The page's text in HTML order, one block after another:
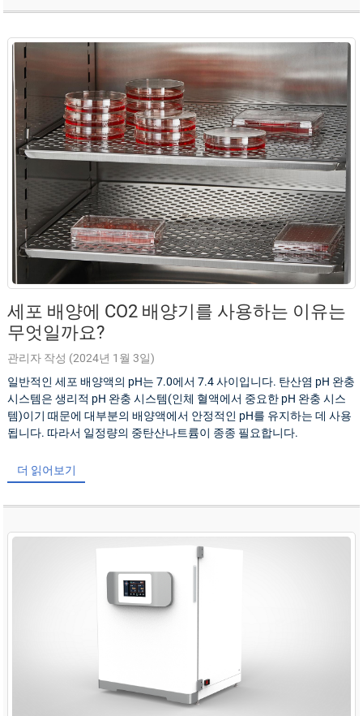
세포 배양에 CO2 배양기를 사용하는 이유는
무엇일까요?
관리자 작성 (2024년 1월 3일)
일반적인 세포 배양액의 pH는 7.0에서 7.4 사이입니다. 탄산염 pH 완충
시스템은 생리적 pH 완충 시스템(인체 혈액에서 중요한 pH 완충 시스
템)이기 때문에 대부분의 배양액에서 안정적인 pH를 유지하는 데 사용
됩니다. 따라서 일정량의 중탄산나트륨이 종종 필요합니다.
더 읽어보기